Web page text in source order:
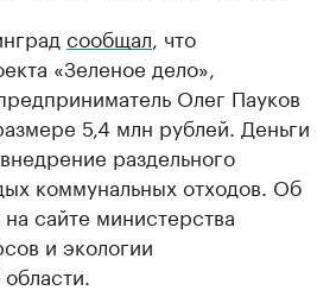
сообщал , что
«Зеленое дело»,
Олег Пауков
5,4 млн рублей. Деньги
раздельного
коммунальных отходов. Об
сайте министерства
и экологии